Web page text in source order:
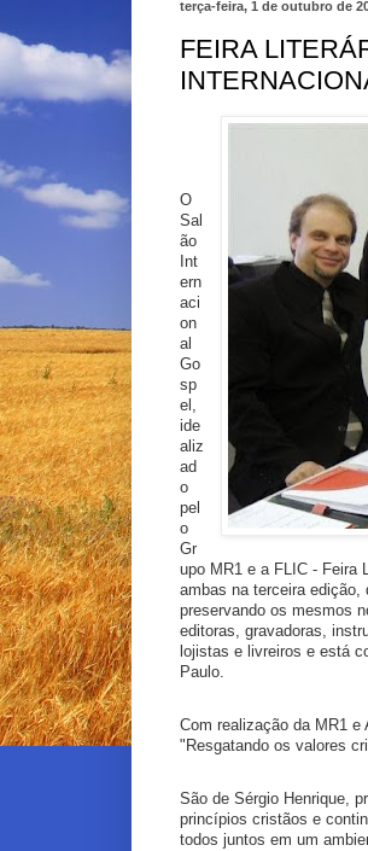
terça-feira, 1 de outubro de
FEIRA
O
Sal
ão
Int
ern
aci
on
al
Go
sp
el,
ide
aliz
ad
o
pel
o
Gr
upo MR1 e a FLIC - Feira
ambas na terceira
preservando os mesmos
editoras, gravadoras,
lojistas e livreiros e está
Paulo.
Com realização da MR1
"Resgatando os valores
São de Sérgio Henrique,
princípios cristãos e
todos juntos em um